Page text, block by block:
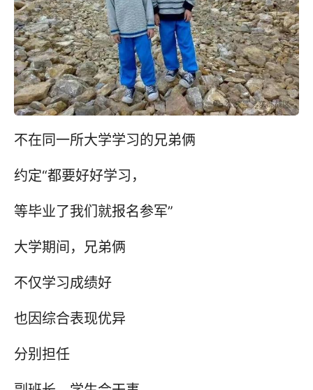
不在同一所大学学习的兄弟俩
约定“都要好好学习，
等毕业了我们就报名参军”
大学期间，兄弟俩
不仅学习成绩好
也因综合表现优异
分别担任